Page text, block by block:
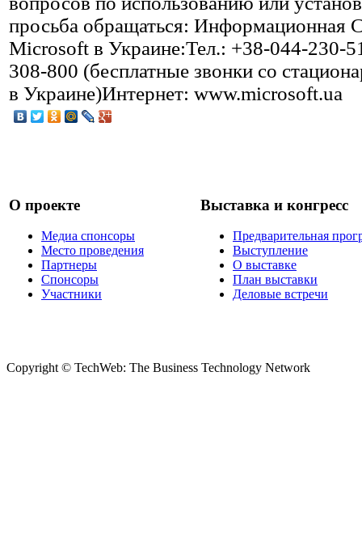
просьба обращаться: Информационная
Microsoft в Украине:Тел.: +38-044-230-
308-800 (бесплатные звонки со
в Украине)Интернет: www.microsoft.ua
О проекте
Медиа спонсоры
Место проведения
Партнеры
Спонсоры
Участники
Выставка и конгресс
Предварительная
Выступление
О выставке
План выставки
Деловые встречи
Copyright © TechWeb: The Business Technology Network